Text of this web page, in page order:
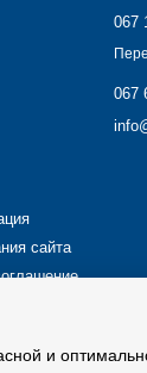
сайта
067
067
и